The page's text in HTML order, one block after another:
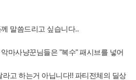
말씀드리고 싶습니다..
마사냥꾼님들은 "복수" 패시브를 넣어
고 하는거 아닙니다!! 파티전체의 딜상